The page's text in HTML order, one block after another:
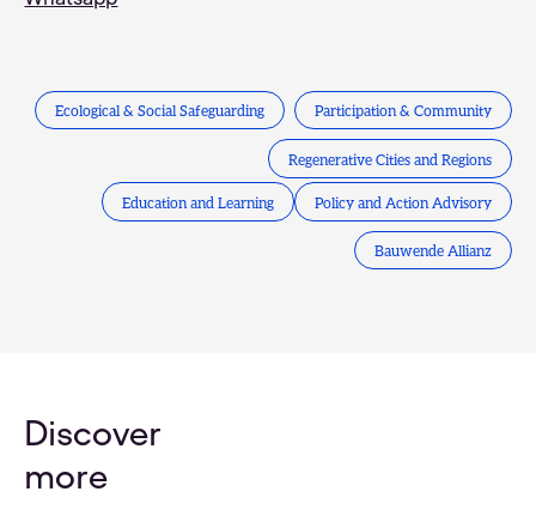
Ecological & Social Safeguarding Participation & Community
Regenerative Cities and Regions
Education and Learning Policy and Action Advisory
Bauwende Allianz
Discover
more